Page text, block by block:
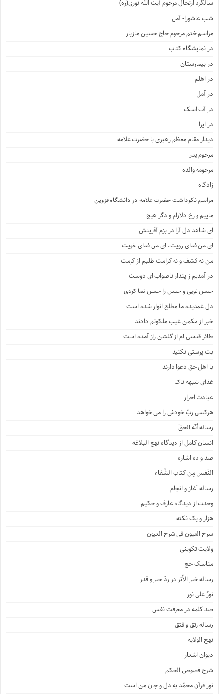
سالگرد ارتحال مرحوم آیت الله نوری(ره)
شب عاشورا- آمل
مراسم ختم مرحوم حاج حسین مازیار
در نمایشگاه کتاب
در بیمارستان
در اهلم
در آمل
در آب اسک
در ایرا
دیدار مقام معظم رهبری با حضرت علامه
مرحوم پدر
مرحومه والده
زادگاه
مراسم نکوداشت حضرت علامه در دانشگاه قزوین
ماییم و رخ دلارام و دگر هیچ
ای شاهد دل آرا در بزم آفرینش
ای من فدای رویت، ای من فدای خویت
من نه کشف و نه کرامت طلبم از کرمت
در آمدیم ز پندار ناصواب ای دوست
حسن تویی و حسن را حسن نما کردی
دل غمدیده ما مطلع انوار شده است
خبر از مکمن غیب ملکوتم دادند
طائر قدسی ام از گلشن راز آمده است
بت پرستی نکنید
با اهل حق دعوا دارند
غذای شبهه ناک
عبادت احرار
هرکسی ربّ خودش را می خواهد
رساله أنّه الحقّ
انسان کامل از دیدگاه نهج البلاغه
صد و ده اشاره
النّفس مِن کتاب الشِّفاء
رساله آغاز و انجام
وحدت از دیدگاه عارف و حکیم
هزار و یک نکته
سرح العیون فی شرح العیون
ولایت تکوینی
مناسک حج
رساله خیر الأثر در ردّ جبر و قدر
نورٌ علی نور
صد کلمه در معرفت نفس
رساله رتق و فتق
نهج الولایه
دیوان اشعار
شرح فصوص الحکم
نور قرآن محمّد به دل و جان من است